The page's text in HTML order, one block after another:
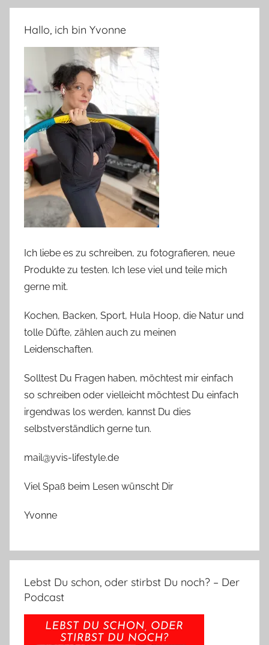
Hallo, ich bin Yvonne
Ich liebe es zu schreiben, zu fotografieren, neue
Produkte zu testen. Ich lese viel und teile mich
gerne mit.
Kochen, Backen, Sport, Hula Hoop, die Natur und
tolle Düfte, zählen auch zu meinen
Leidenschaften.
Solltest Du Fragen haben, möchtest mir einfach
so schreiben oder vielleicht möchtest Du einfach
irgendwas los werden, kannst Du dies
selbstverständlich gerne tun.
mail@yvis-lifestyle.de
Viel Spaß beim Lesen wünscht Dir
Yvonne
Lebst Du schon, oder stirbst Du noch? – Der
Podcast